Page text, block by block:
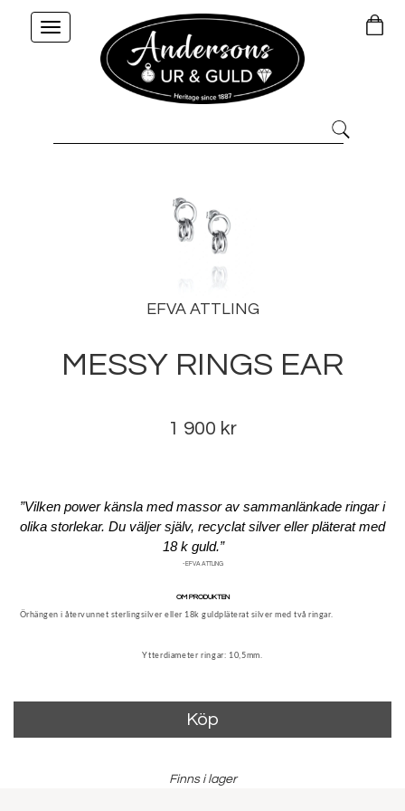
Toggle
navigation
EFVA ATTLING
MESSY RINGS EAR
1 900 kr
”Vilken power känsla med massor av sammanlänkade ringar i
olika storlekar. Du väljer själv, recyclat silver eller pläterat med
18 k guld.”
- EFVA ATTLING
OM PRODUKTEN
Örhängen i återvunnet sterlingsilver eller 18k guldpläterat silver med två ringar.
Ytterdiameter ringar: 10,5mm.
Köp
Finns i lager